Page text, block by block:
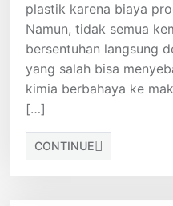
plastik karena biaya
Namun, tidak semua
bersentuhan langsung
yang salah bisa
kimia berbahaya ke
[…]
CONTINUE